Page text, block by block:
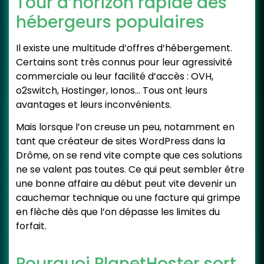
hébergeurs populaires
Il existe une multitude d’offres d’hébergement.
Certains sont très connus pour leur agressivité
commerciale ou leur facilité d’accès : OVH,
o2switch, Hostinger, Ionos… Tous ont leurs
avantages et leurs inconvénients.
Mais lorsque l’on creuse un peu, notamment en
tant que créateur de sites WordPress dans la
Drôme, on se rend vite compte que ces solutions
ne se valent pas toutes. Ce qui peut sembler être
une bonne affaire au début peut vite devenir un
cauchemar technique ou une facture qui grimpe
en flèche dès que l’on dépasse les limites du
forfait.